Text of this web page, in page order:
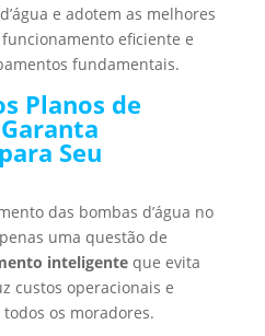
e adotem as melhores
eficiente e
fundamentais.
Planos de
Seu
das bombas d’água no
uma questão de
inteligenteque evita
custos operacionais e
os moradores.